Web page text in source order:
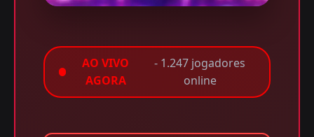
AO VIVO
AGORA
- 1.247 jogadores
online